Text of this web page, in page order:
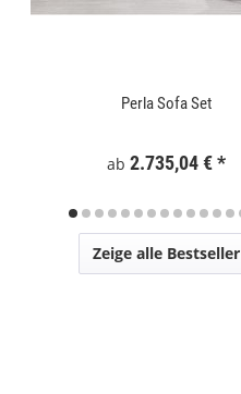
Perla Sofa Set
ab 2.735,04 €*
Zeige alle Bestseller